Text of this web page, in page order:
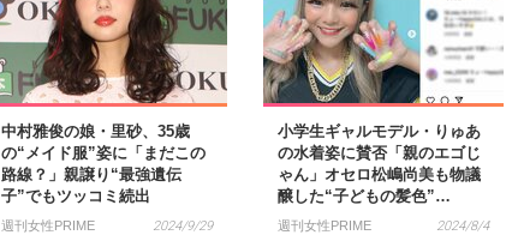
中村雅俊の娘・里砂、35歳
の“メイド服”姿に「まだこの
路線？」親譲り“最強遺伝
子”でもツッコミ続出
週刊女性PRIME 2024/9/29
小学生ギャルモデル・りゅあ
の水着姿に賛否「親のエゴじ
ゃん」オセロ松嶋尚美も物議
醸した“子どもの髪色”…
週刊女性PRIME 2024/8/4